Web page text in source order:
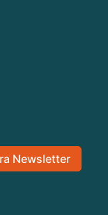
Newsletter